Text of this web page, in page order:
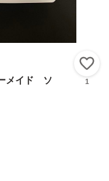
メイド ソ
1